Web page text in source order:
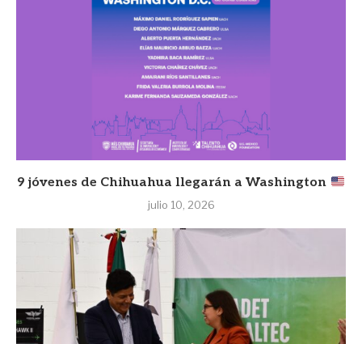
9 jóvenes de Chihuahua llegarán a Washington
julio 10, 2026